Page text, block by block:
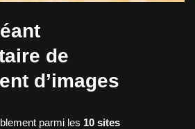
de
d’images
parmi les 10 sites